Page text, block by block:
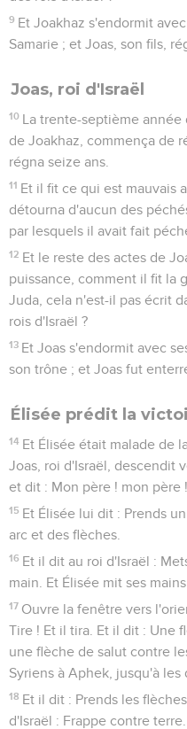
9 Et Joakhaz s'endormit
Samarie ; et Joas, son fils,
Joas, roi d'Israël
10 La trente-septième année
de Joakhaz, commença de
régna seize ans.
11 Et il fit ce qui est mauvais
détourna d'aucun des
par lesquels il avait fait
12 Et le reste des actes de
puissance, comment il fit la
Juda, cela n'est-il pas écrit
rois d'Israël ?
13 Et Joas s'endormit avec
son trône ; et Joas fut
Élisée prédit la
14 Et Élisée était malade de
Joas, roi d'Israël, descendit
et dit : Mon père ! mon père
15 Et Élisée lui dit : Prends
arc et des flèches.
16 Et il dit au roi d'Israël :
main. Et Élisée mit ses
17 Ouvre la fenêtre vers
Tire ! Et il tira. Et il dit : Une
une flèche de salut contre
Syriens à Aphek, jusqu'à les
18 Et il dit : Prends les
d'Israël : Frappe contre